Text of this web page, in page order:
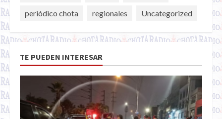
periódico chota
regionales Uncategorized
TE PUEDEN INTERESAR